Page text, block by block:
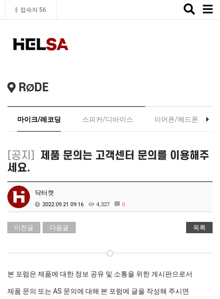
접속자 56
Toggle
RØDE
마이크/레코딩 스피커/디바이스 이어폰/헤드폰
[공지] 제품 문의는 고객센터 문의를 이용해주
세요.
닥터캣
2022.09.21 09:16 4,327 0
이전글 다음글 목록
본 포럼은 제품에 대한 정보 공유 및 소통을 위한 게시판으로서
제품 문의 또는 AS 문의에 대해 본 포럼에 글을 작성해 주시면